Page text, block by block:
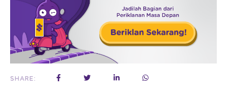
SHARE: